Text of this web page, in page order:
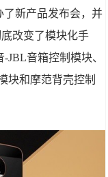
了新产品发布会，并
改变了模块化手
JBL音箱控制模块、
块和摩范背壳控制